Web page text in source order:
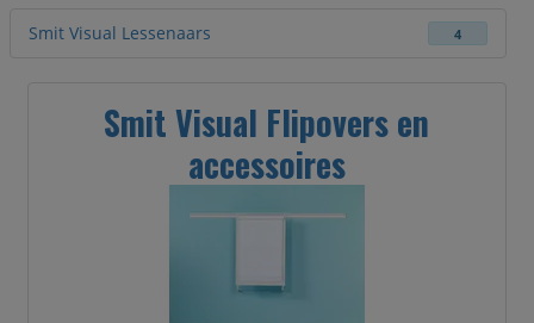
Smit Visual Lessenaars 4
Smit Visual Flipovers en
accessoires